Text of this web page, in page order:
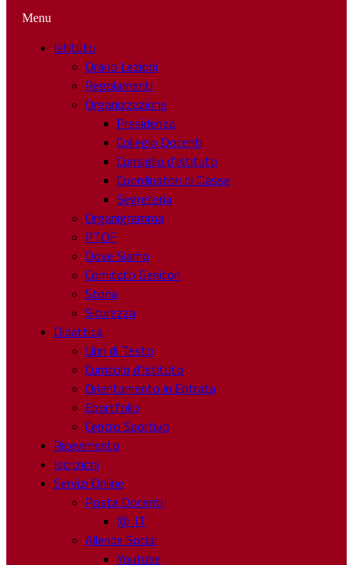
Menu
Istituto
Orario Lezioni
Regolamenti
Organizzazione
Presidenza
Collegio Docenti
Consiglio d’Istituto
Coordinatori di Classe
Segreteria
Organigramma
PTOF
Dove Siamo
Comitato Genitori
Storia
Sicurezza
Didattica
Libri di Testo
Curricolo d’Istituto
Orientamento in Entrata
Eportfolio
Centro Sportivo
Ricevimento
Iscrizioni
Servizi Online
Posta Docenti
@ .IT
Allende Social
Youtube